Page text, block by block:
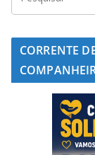
CORRENTE